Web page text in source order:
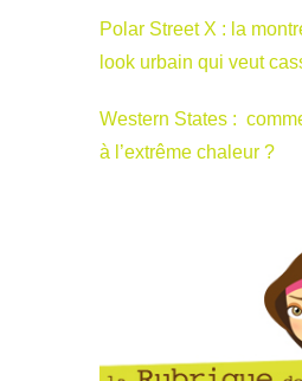
Polar Street X : la
look urbain qui veut
Western States :
à l’extrême chaleur ?